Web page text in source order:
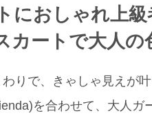
におしゃれ上級
カートで大人
りで、きゃしゃ見えが
を合わせて、大人